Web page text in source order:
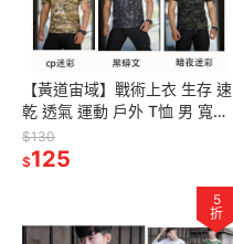
【黃道宙域】戰術上衣 生存 速
乾 透氣 運動 戶外 T恤 男 寬鬆
大碼 圓領 休閒 短袖 彈力 迷彩
野外 男裝
$130
$125
5
折